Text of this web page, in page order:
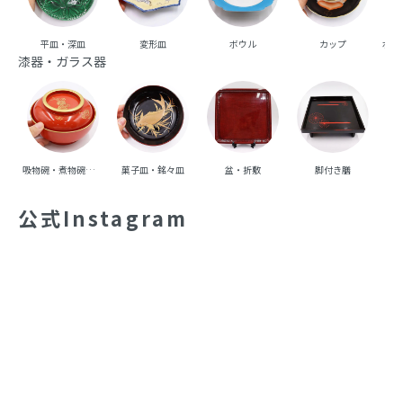
平皿・深皿 変形皿 ボウル カップ ポッ
漆器・ガラス器
吸物碗・煮物碗・丼碗 菓子皿・銘々皿 盆・折敷 脚付き膳
公式Instagram